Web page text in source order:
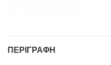
ΠΕΡΙΓΡΑΦΉ